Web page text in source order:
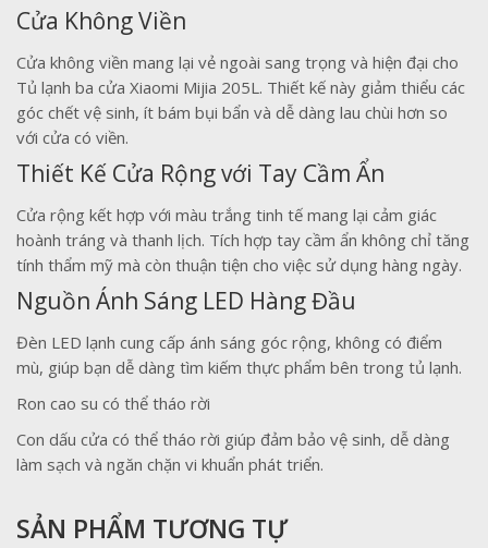
Cửa Không Viền
Cửa không viền mang lại vẻ ngoài sang trọng và hiện đại cho
Tủ lạnh ba cửa Xiaomi Mijia 205L. Thiết kế này giảm thiểu các
góc chết vệ sinh, ít bám bụi bẩn và dễ dàng lau chùi hơn so
với cửa có viền.
Thiết Kế Cửa Rộng với Tay Cầm Ẩn
Cửa rộng kết hợp với màu trắng tinh tế mang lại cảm giác
hoành tráng và thanh lịch. Tích hợp tay cầm ẩn không chỉ tăng
tính thẩm mỹ mà còn thuận tiện cho việc sử dụng hàng ngày.
Nguồn Ánh Sáng LED Hàng Đầu
Đèn LED lạnh cung cấp ánh sáng góc rộng, không có điểm
mù, giúp bạn dễ dàng tìm kiếm thực phẩm bên trong tủ lạnh.
Ron cao su có thể tháo rời
Con dấu cửa có thể tháo rời giúp đảm bảo vệ sinh, dễ dàng
làm sạch và ngăn chặn vi khuẩn phát triển.
SẢN PHẨM TƯƠNG TỰ